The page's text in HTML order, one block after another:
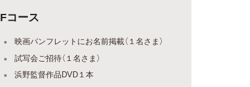
Fコース
映画パンフレットにお名前掲載（１名さま）
試写会ご招待（１名さま）
浜野監督作品DVD１本